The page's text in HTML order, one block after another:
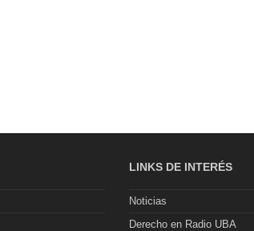
LINKS DE INTERÉS
Noticias
Derecho en Radio UBA